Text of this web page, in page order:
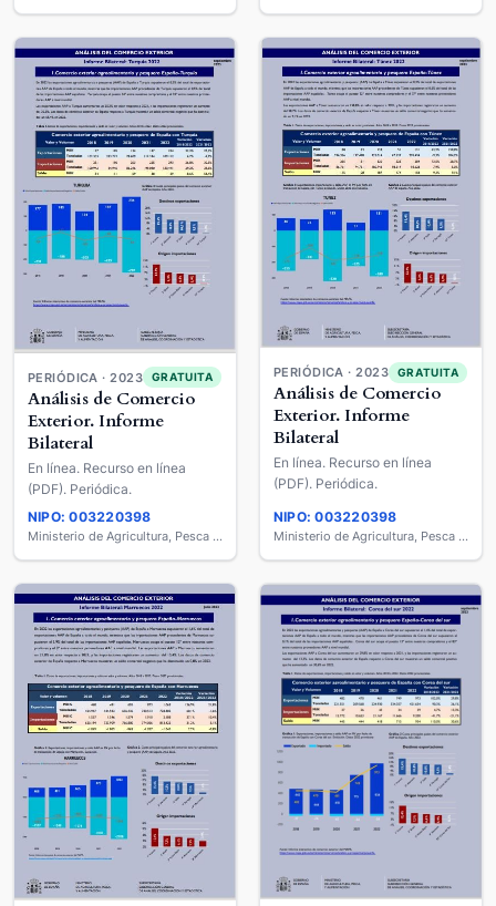
PERIÓDICA · 2023 GRATUITA
Análisis de Comercio
Exterior. Informe
Bilateral
En línea. Recurso en línea
(PDF). Periódica.
NIPO: 003220398
Ministerio de Agricultura, Pesca y Alimentación
PERIÓDICA · 2023 GRATUITA
Análisis de Comercio
Exterior. Informe
Bilateral
En línea. Recurso en línea
(PDF). Periódica.
NIPO: 003220398
Ministerio de Agricultura, Pesca y Alimentación